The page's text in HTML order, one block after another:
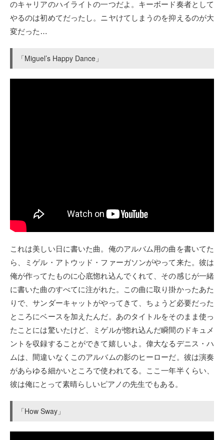
のキャリアのハイライトの一つだよ。キーボード奏者として
やるのは初めてだったし。ニヤけてしまうのを抑えるのが大
変だった…
「Miguel’s Happy Dance」
これは美しい日に書いた曲。俺のアルバム用の曲を書いてた
ら、ミゲル・アトウッド・ファーガソンがやって来た。彼は
俺が作ってたものに心底惚れ込んでくれて、その感じが一緒
に書いた曲のすべてに注がれた。この曲に取り掛かったあた
りで、サンダーキャットがやってきて、ちょうど必要だった
ところにベースを加えたんだ。あのタイトルをそのまま使っ
たことには驚いたけど、ミゲルが惚れ込んだ瞬間のドキュメ
ントを収録することができて嬉しいよ。偉大なるデニス・ハ
ムは、間違いなくこのアルバムの影のヒーローだ。彼は演奏
があらゆる細かいところで使われてる。ここ一年半くらい、
彼は俺にとって素晴らしいピアノの先生でもある。
「How Sway」